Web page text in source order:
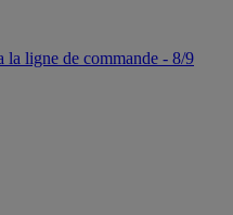
la ligne de commande - 8/9